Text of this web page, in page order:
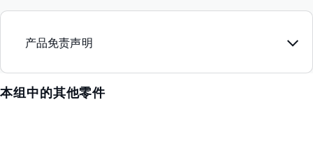
产品免责声明
本组中的其他零件